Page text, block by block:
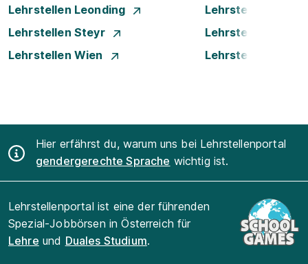
Lehrstellen Leonding
Lehrstellen Linz
Lehrstellen Steyr
Lehrstellen Traun
Lehrstellen Wien
Lehrstellen
Hier erfährst du, warum uns bei Lehrstellenportal
gendergerechte Sprache wichtig ist.
Lehrstellenportal ist eine der führenden
Spezial-Jobbörsen in Österreich für
Lehre und Duales Studium.